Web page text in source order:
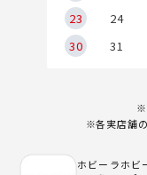
23
24
30
31
※各実店舗
ホビーラホビ